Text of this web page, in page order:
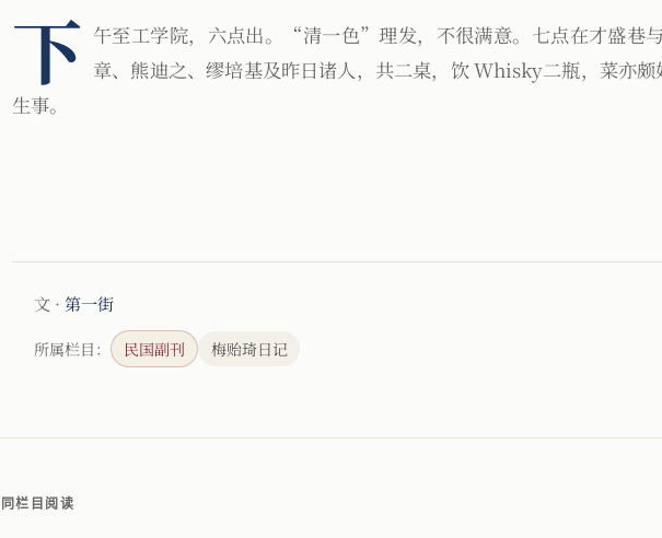
下 午至工学院，六点出。“清一色”理发，不很满意。七点在才盛巷
章、熊迪之、缪培基及昨日诸人，共二桌，饮 Whisky二瓶，菜亦
生事。
文 · 第一街
所属栏目： 民国副刊 梅贻琦日记
同栏目阅读